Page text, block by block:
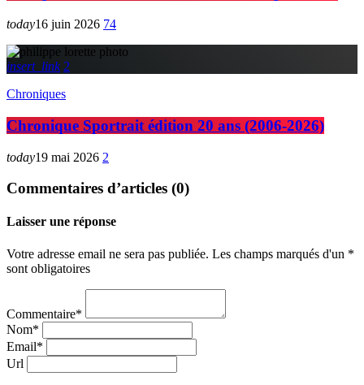
today16 juin 2026 74
insert_link 2
Chroniques
Chronique Sportrait édition 20 ans (2006-2026)
today19 mai 2026 2
Commentaires d’articles (0)
Laisser une réponse
Votre adresse email ne sera pas publiée. Les champs marqués d'un *
sont obligatoires
Commentaire*
Nom*
Email*
Url